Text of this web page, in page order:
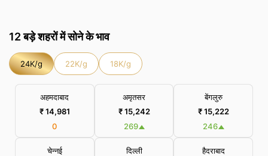
12 बड़े शहरों में सोने के भाव
24K/g 22K/g 18K/g
अहमदाबाद
₹ 14,981
0
अमृतसर
₹ 15,242
269
बेंगलुरु
₹ 15,222
246
चेन्नई
दिल्ली
हैदराबाद